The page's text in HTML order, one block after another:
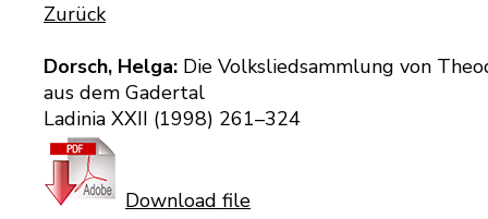
Zurück
Dorsch, Helga: Die Volksliedsammlung von
aus dem Gadertal
Ladinia XXII (1998) 261–324
Download file